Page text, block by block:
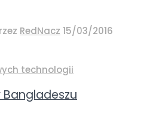
RedNacz 15/03/2016
technologii